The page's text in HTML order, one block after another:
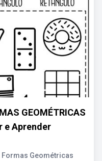
GEOMÉTRICAS
e Aprender
Geométricas